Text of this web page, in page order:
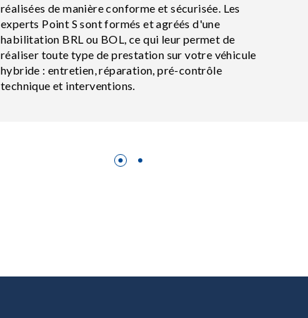
réalisées de manière conforme et sécurisée. Les
experts Point S sont formés et agréés d'une
habilitation BRL ou BOL, ce qui leur permet de
réaliser toute type de prestation sur votre véhicule
hybride : entretien, réparation, pré-contrôle
technique et interventions.